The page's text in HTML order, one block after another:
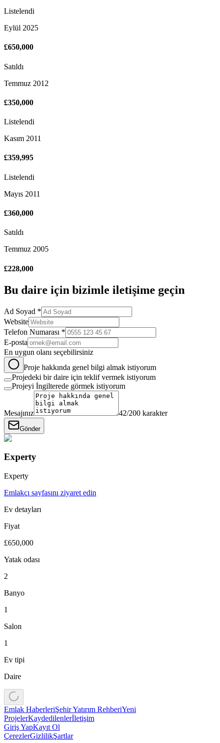
Listelendi
Eylül 2025
£650,000
Satıldı
Temmuz 2012
£350,000
Listelendi
Kasım 2011
£359,995
Listelendi
Mayıs 2011
£360,000
Satıldı
Temmuz 2005
£228,000
Bu daire için bizimle iletişime geçin
Ad Soyad *
Website
Telefon Numarası *
E-posta
En uygun olanı seçebilirsiniz
Proje hakkında genel bilgi almak istiyorum
Projedeki bir daire için teklif vermek istiyorum
Projeyi İngilterede görmek istiyorum
Mesajınız 42/200 karakter
Gönder
Experty
Experty
Emlakçı sayfasını ziyaret edin
Ev detayları
Fiyat
£650,000
Yatak odası
2
Banyo
1
Salon
1
Ev tipi
Daire
Emlak HaberleriŞehir Yatırım RehberiYeni
ProjelerKaydedilenlerİletişim
Giriş YapKayıt Ol
ÇerezlerGizlilikŞartlar